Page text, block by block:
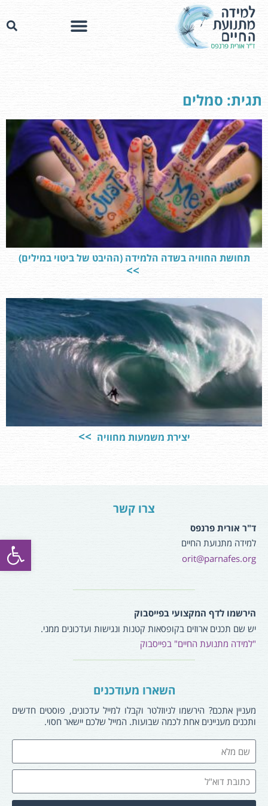
פתח
תגית: סמלים
תחושת החוויה בשדה הלמידה (ההיבט של ביטוי במילים)
יצירת משמעות מחוויה
צרו קשר
ד"ר אורית פרנפס
למידה מתנועת החיים
orit@parnafes.org
הירשמו לדף המקצועי בפייסבוק
יש שם תכנים ארוזים בקופסאות קטנות ונגישות ועדכונים ממני.
"למידה מתנועת החיים" בפייסבוק
השארו מעודכנים
מעניין אתכם? הירשמו לניוזלטר וקבלו למייל עדכונים, פוסטים חדשים
ותכנים מעניינים אחת לכמה שבועות. המייל שלכם יישאר חסוי.